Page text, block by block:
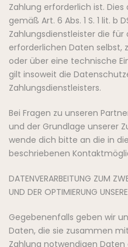
Zahlung erforderlich ist.
gemäß Art. 6 Abs. 1 S. 1 lit. b
Zahlungsdienstleister die für
erforderlichen Daten selbst,
oder über eine technische
gilt insoweit die
Zahlungsdienstleisters.
Bei Fragen zu unseren
und der Grundlage unserer
wende dich bitte an die in
beschriebenen
DATENVERARBEITUNG ZUM
UND DER OPTIMIERUNG
Gegebenenfalls geben wir
Daten, die sie zusammen
Zahlung notwendigen